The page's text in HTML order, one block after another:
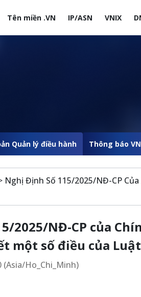
Tên miền .VN IP/ASN VNIX
Quản lý điều hành Thông báo
Nghị Định Số 115/2025/NĐ-CP
2025/NĐ-CP của
một số điều của
(Asia/Ho_Chi_Minh)